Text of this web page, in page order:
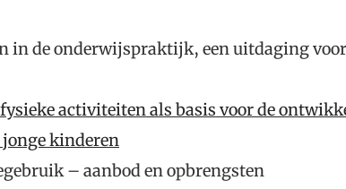
in de onderwijspraktijk, een uitdaging
activiteiten als basis voor de
kinderen
– aanbod en opbrengsten